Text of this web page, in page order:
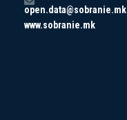
open.data@sobranie.mk
www.sobranie.mk